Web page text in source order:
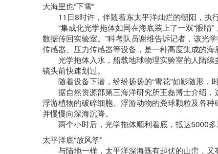
大海里也“下雪”
11日8时许，伴随着东太平洋灿烂的朝阳，执行
“集成化光学拖体如同在海底装上了一双“眼睛”
数据传回实验室。”科考队员谢维告诉记者，该光
传感器、压力传感器等设备，是一种高度集成的海
光学拖体入水，船载地球物理实验室的人陆续
镜头前快速划过。
随着设备下潜，纷纷扬扬的“雪花”如影随形，
据自然资源部第三海洋研究所王磊博士介绍，
浮游植物的破碎细胞、浮游动物的粪球颗粒及各
并慢慢向深海沉降。
两个小时后，光学拖体顺利着底，抵达5000多
太平洋底“放风筝”
与陆地一样，太平洋深海既有起伏的山峦，又